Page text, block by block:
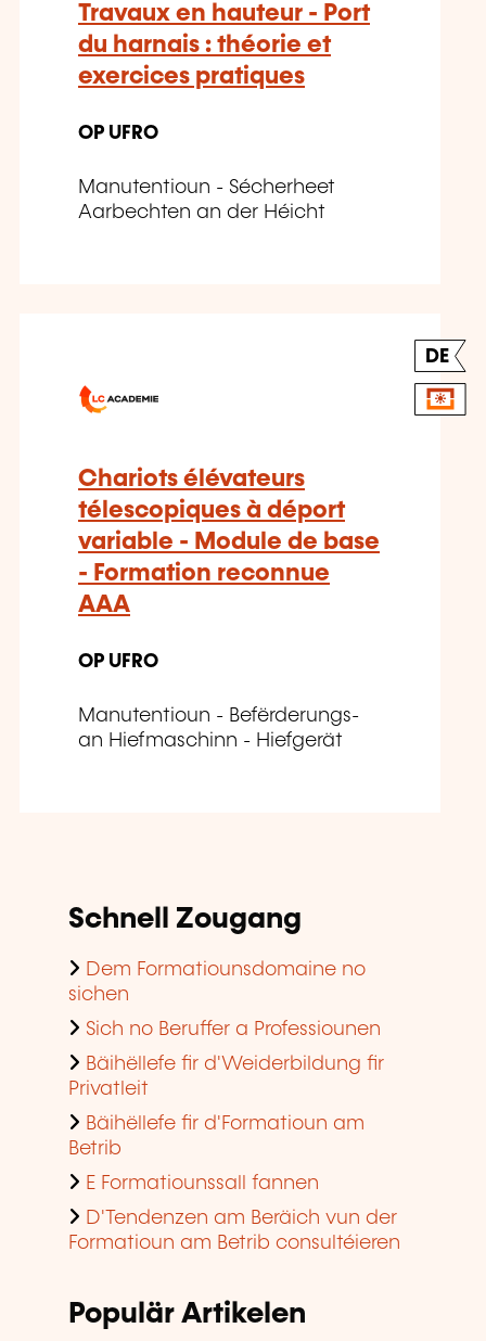
Travaux en hauteur - Port
du harnais : théorie et
exercices pratiques
OP UFRO
Manutentioun - Sécherheet
Aarbechten an der Héicht
DE
Chariots élévateurs
télescopiques à déport
variable - Module de base
- Formation reconnue
AAA
OP UFRO
Manutentioun - Befërderungs-
an Hiefmaschinn - Hiefgerät
Schnell Zougang
Dem Formatiounsdomaine no
sichen
Sich no Beruffer a Professiounen
Bäihëllefe fir d'Weiderbildung fir
Privatleit
Bäihëllefe fir d'Formatioun am
Betrib
E Formatiounssall fannen
D'Tendenzen am Beräich vun der
Formatioun am Betrib consultéieren
Populär Artikelen